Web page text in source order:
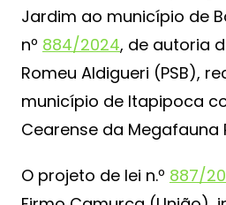
Jardim ao município de
nº 884/2024, de autoria
Romeu Aldigueri (PSB),
município de Itapipoca
Cearense da Megafauna
O projeto de lei n.º 887/